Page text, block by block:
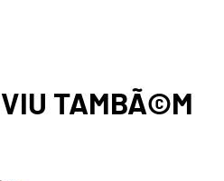
VIU TAMBÃ©M